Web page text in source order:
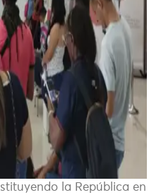
la República en